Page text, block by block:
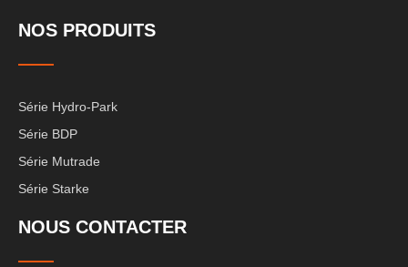
NOS PRODUITS
Série Hydro-Park
Série BDP
Série Mutrade
Série Starke
NOUS CONTACTER